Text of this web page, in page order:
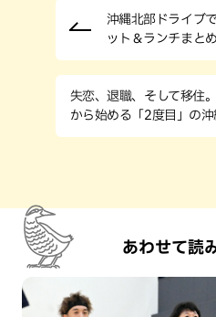
沖縄北部ドライブ
ット＆ランチまとめ
失恋、退職、そして移住
から始める「2度目」の
あわせて読